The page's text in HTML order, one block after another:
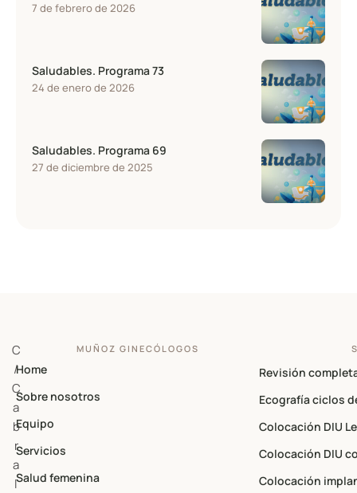
7 de febrero de 2026
Saludables. Programa 73
24 de enero de 2026
Saludables. Programa 69
27 de diciembre de 2025
C
/
C
a
b
r
a
l
MUÑOZ GINECÓLOGOS
Home
Sobre nosotros
Equipo
Servicios
Salud femenina
Revisión
Ecografía ciclos
Colocación DIU
Colocación DIU
Colocación